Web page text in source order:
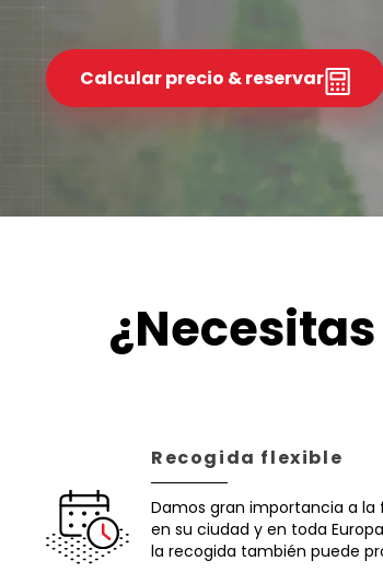
Calcular precio & reservar
Recogida flexible
Damos gran importancia a la
en su ciudad y en toda Europa
la recogida también puede